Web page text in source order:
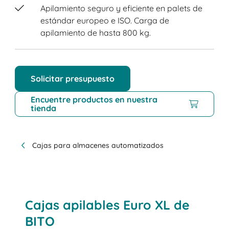
Apilamiento seguro y eficiente en palets de
estándar europeo e ISO. Carga de
apilamiento de hasta 800 kg.
Solicitar presupuesto
Encuentre productos en nuestra
tienda
Cajas para almacenes automatizados
Cajas apilables Euro XL de
BITO